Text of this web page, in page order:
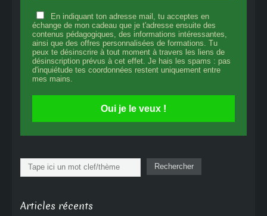
En indiquant ton adresse mail, tu acceptes en
échange de mon cadeau que je t'adresse ensuite des
contenus pédagogiques, des informations intéressantes,
ainsi que des offres personnalisées de formations. Tu
peux te désinscrire à tout moment à travers les liens de
désinscription prévus à cet effet. Je hais les spams : pas
d'inquiétude tes coordonnées restent uniquement entre
mes mains.
Oui je le veux !
Rechercher Rechercher
Articles récents